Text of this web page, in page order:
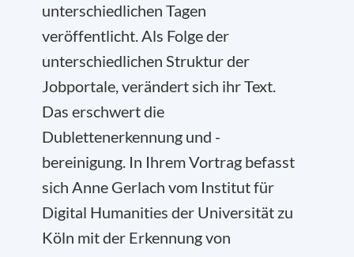
unterschiedlichen Tagen
veröffentlicht. Als Folge der
unterschiedlichen Struktur der
Jobportale, verändert sich ihr Text.
Das erschwert die
Dublettenerkennung und -
bereinigung. In Ihrem Vortrag befasst
sich Anne Gerlach vom Institut für
Digital Humanities der Universität zu
Köln mit der Erkennung von